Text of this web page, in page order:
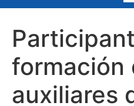
formación
auxiliares